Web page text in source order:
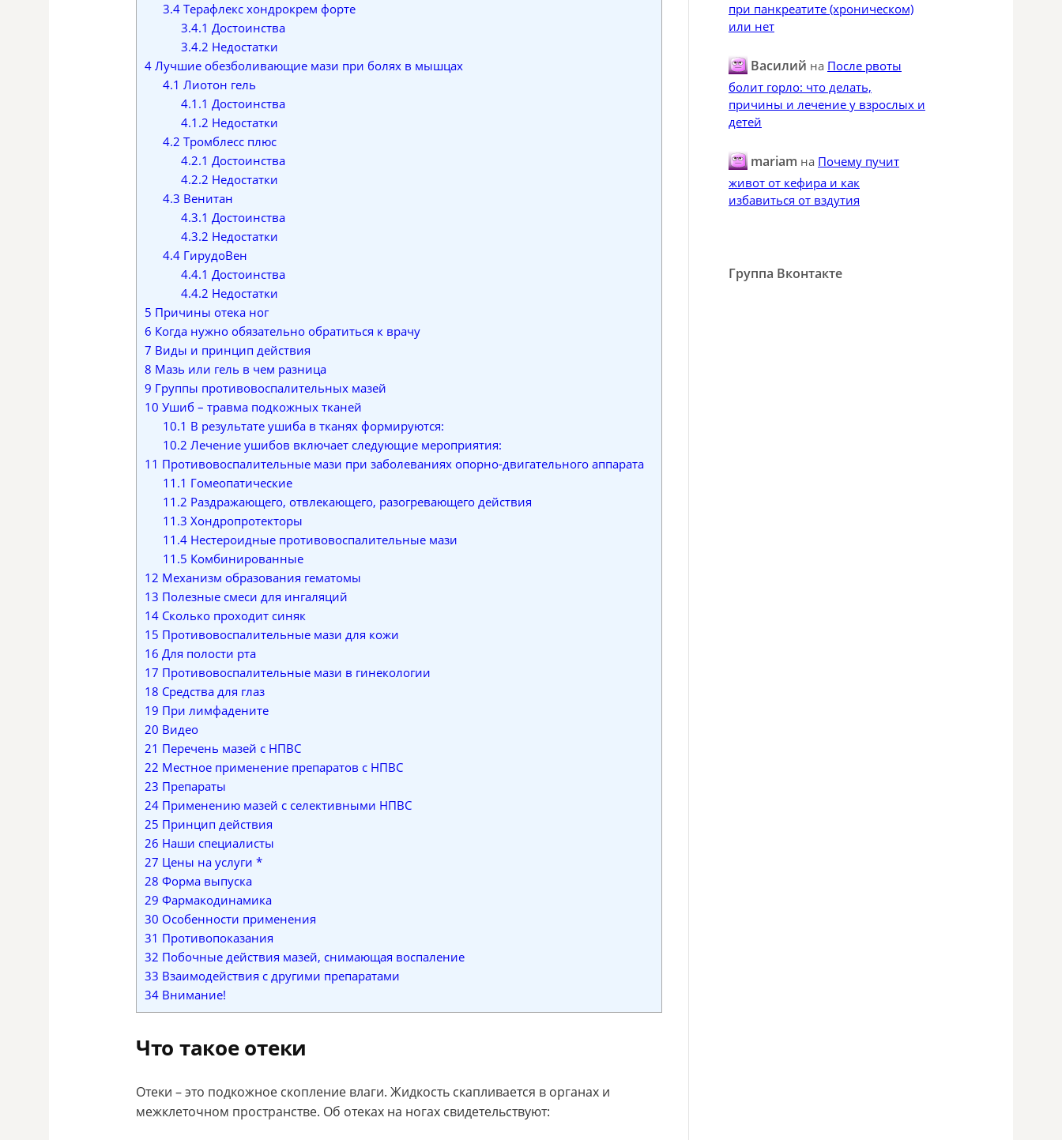
3.4Терафлекс хондрокрем форте
3.4.1 Достоинства
3.4.2 Недостатки
4 Лучшие обезболивающие мази при болях в мышцах
4.1 Лиотон гель
4.1.1 Достоинства
4.1.2 Недостатки
4.2 Тромблесс плюс
4.2.1 Достоинства
4.2.2 Недостатки
4.3 Венитан
4.3.1 Достоинства
4.3.2 Недостатки
4.4ГирудоВен
4.4.1 Достоинства
4.4.2 Недостатки
5 Причины отека ног
6 Когда нужно обязательно обратиться к врачу
7 Виды и принцип действия
8 Мазь или гель в чем разница
9 Группы противовоспалительных мазей
10 Ушиб – травма подкожных тканей
10.1 В результате ушиба в тканях формируются:
10.2 Лечение ушибов включает следующие мероприятия:
11 Противовоспалительные мази при заболеваниях опорно-двигательного аппарата
11.1 Гомеопатические
11.2 Раздражающего, отвлекающего, разогревающего действия
11.3 Хондропротекторы
11.4Нестероидные противовоспалительные мази
11.5 Комбинированные
12 Механизм образования гематомы
13 Полезные смеси для ингаляций
14 Сколько проходит синяк
15 Противовоспалительные мази для кожи
16 Для полости рта
17 Противовоспалительные мази в гинекологии
18 Средства для глаз
19 При лимфадените
20 Видео
21 Перечень мазей с НПВС
22 Местное применение препаратов с НПВС
23 Препараты
24 Применению мазей с селективными НПВС
25 Принцип действия
26 Наши специалисты
27 Цены на услуги *
28 Форма выпуска
29 Фармакодинамика
30 Особенности применения
31 Противопоказания
32 Побочные действия мазей, снимающая воспаление
33 Взаимодействия с другими препаратами
34 Внимание!
Что такое отеки
Отеки – это подкожное скопление влаги. Жидкость скапливается в органах и
межклеточном пространстве. Об отеках на ногах свидетельствуют:
при панкреатите (хроническом)
или нет
Василий на После рвоты
болит горло: что делать,
причины и лечение у взрослых и
детей
mariam на Почему пучит
живот от кефира и как
избавиться от вздутия
Группа Вконтакте